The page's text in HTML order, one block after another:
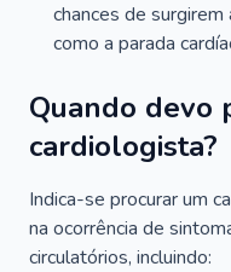
chances de
como a parada
Quando devo
cardiologista?
Indica-se procurar um
na ocorrência de
circulatórios, incluindo: